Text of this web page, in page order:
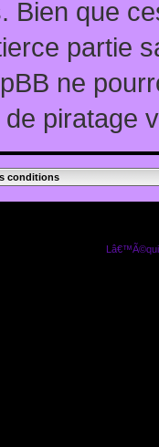
Bien que
partie
ne
piratage